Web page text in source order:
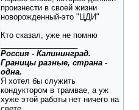
произнести в своей жизни
новорожденный-это "ЦДИ"
Кто сказал, уже не помню
Россия - Калининград.
Границы разные, страна -
одна.
Я хотел бы служить
кондуктором в трамвае, а уж
хуже этой работы нет ничего на